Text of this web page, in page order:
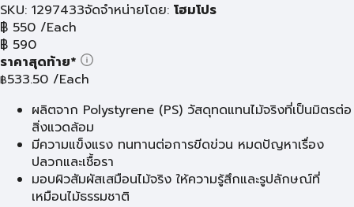
SKU: 1297433จัดจำหน่ายโดย: โฮมโปร
฿ 550 /Each
฿ 590
ราคาสุดท้าย*
฿533.50 /Each
ผลิตจาก Polystyrene (PS) วัสดุทดแทนไม้จริงที่เป็นมิตรต่อ
สิ่งแวดล้อม
มีความแข็งแรง ทนทานต่อการขีดข่วน หมดปัญหาเรื่อง
ปลวกและเชื้อรา
มอบผิวสัมผัสเสมือนไม้จริง ให้ความรู้สึกและรูปลักษณ์ที่
เหมือนไม้ธรรมชาติ